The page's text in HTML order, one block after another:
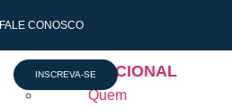
FALE CONOSCO
INSTITUCIONAL
Quem
INSCREVA-SE